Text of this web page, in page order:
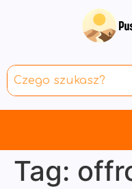
Tag: